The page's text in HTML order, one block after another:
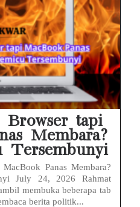
tapi
Membara?
Panas Membara?
July 24, 2026 Rahmat
membuka beberapa tab
berita politik...